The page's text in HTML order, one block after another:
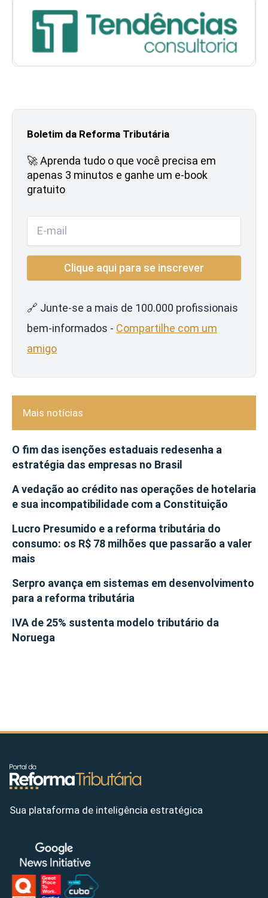
Boletim da Reforma Tributária
🚀 Aprenda tudo o que você precisa em
apenas 3 minutos e ganhe um e-book
gratuito
🔗 Junte-se a mais de 100.000 profissionais
bem-informados - Compartilhe com um
amigo
Mais notícias
O fim das isenções estaduais redesenha a
estratégia das empresas no Brasil
A vedação ao crédito nas operações de hotelaria
e sua incompatibilidade com a Constituição
Lucro Presumido e a reforma tributária do
consumo: os R$ 78 milhões que passarão a valer
mais
Serpro avança em sistemas em desenvolvimento
para a reforma tributária
IVA de 25% sustenta modelo tributário da
Noruega
Sua plataforma de inteligência estratégica